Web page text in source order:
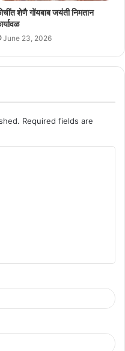
शेणै गोंयबाब जयंती निमतान
June 23, 2026
Required fields are